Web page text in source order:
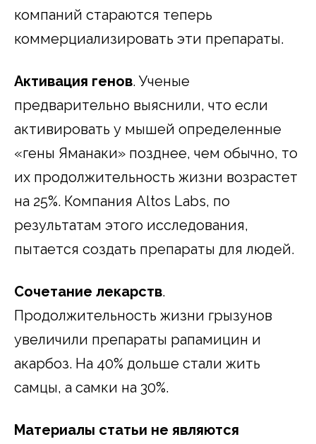
компаний стараются теперь
коммерциализировать эти препараты.
Активация генов. Ученые
предварительно выяснили, что если
активировать у мышей определенные
«гены Яманаки» позднее, чем обычно, то
их продолжительность жизни возрастет
на 25%. Компания Altos Labs, по
результатам этого исследования,
пытается создать препараты для людей.
Сочетание лекарств.
Продолжительность жизни грызунов
увеличили препараты рапамицин и
акарбоз. На 40% дольше стали жить
самцы, а самки на 30%.
Материалы статьи не являются